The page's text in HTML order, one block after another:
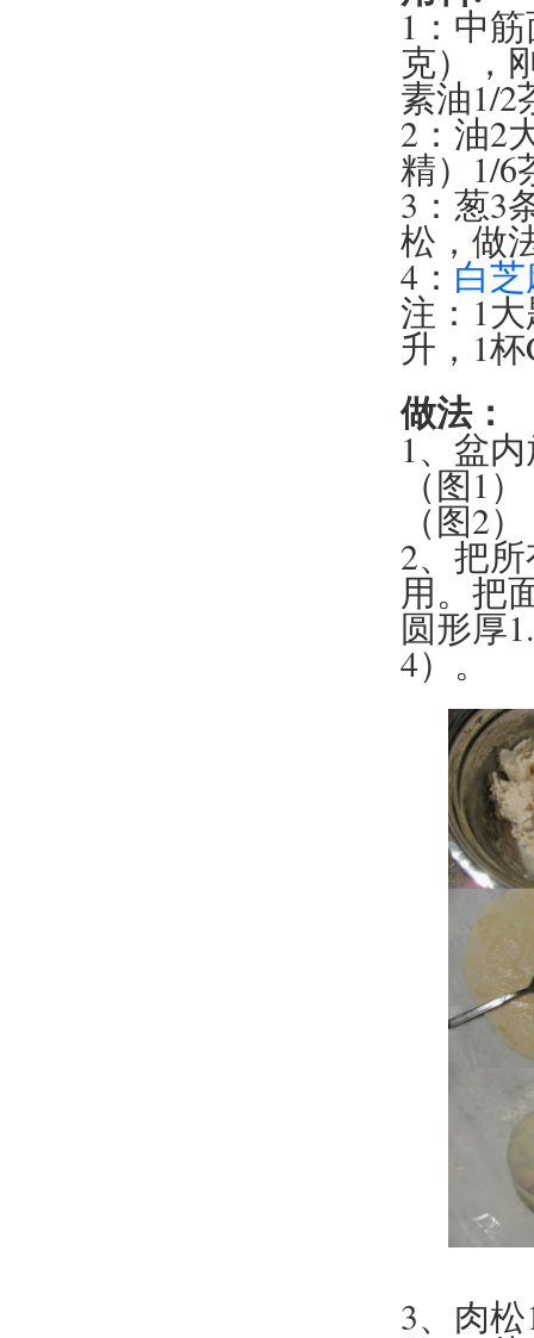
1：中
克），
素油1/2
2：油2
精）1/6
3：葱3
松，做
4： 白
注：1大
升，1
做法：
1、盆
（图1
（图2
2、把
用。把
圆形厚
4）。
3、肉